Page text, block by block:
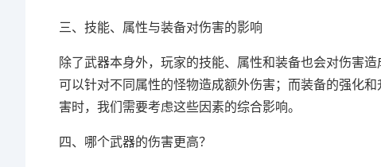
三、技能、属性与装备对伤害的影响
除了武器本身外，玩家的技能、属性和装备也会对伤害
可以针对不同属性的怪物造成额外伤害；而装备的强化
害时，我们需要考虑这些因素的综合影响。
四、哪个武器的伤害更高？